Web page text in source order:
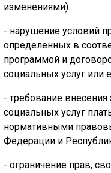
изменениями).
- нарушение условий
определенных в
программой и
социальных услуг или
- требование
социальных услуг
нормативными
Федерации и
- ограничение прав,